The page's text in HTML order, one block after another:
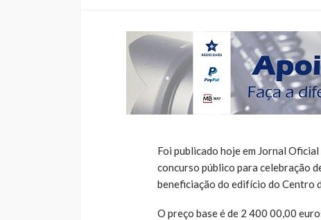
Foi publicado hoje em Jornal
concurso público para celebração
beneficiação do edifício do Centro
O preço base é de 2 400 00,00